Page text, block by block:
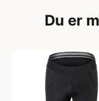
Du er